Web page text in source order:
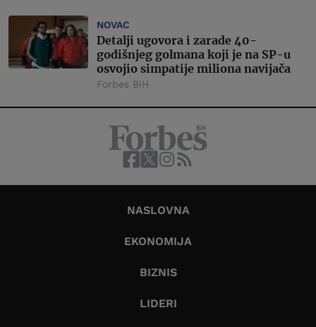
NOVAC
Detalji ugovora i zarade 40-
godišnjeg golmana koji je na SP-u
osvojio simpatije miliona navijača
Forbes BiH
NASLOVNA
EKONOMIJA
BIZNIS
LIDERI